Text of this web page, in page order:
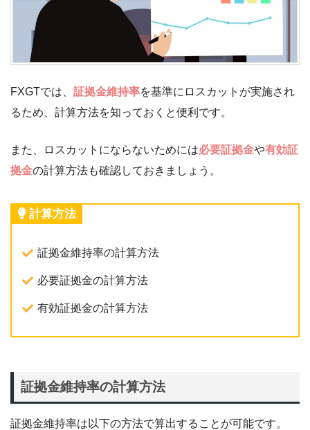
FXGTでは、 証拠金維持率を基準にロスカットが実施され
るため、計算方法を知っておくと便利です。
また、ロスカットにならないためには必要証拠金や有効証
拠金の計算方法も確認しておきましょう。
計算方法
証拠金維持率の計算方法
必要証拠金の計算方法
有効証拠金の計算方法
証拠金維持率の計算方法
証拠金維持率は以下の方法で算出することが可能です。